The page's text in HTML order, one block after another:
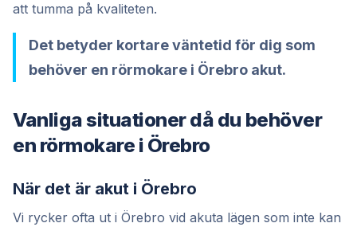
att tumma på kvaliteten.
Det betyder kortare väntetid för dig som
behöver en rörmokare i Örebro akut.
Vanliga situationer då du behöver
en rörmokare i Örebro
När det är akut i Örebro
Vi rycker ofta ut i Örebro vid akuta lägen som inte kan